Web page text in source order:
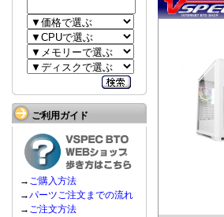
ご利用ガイド
→ ご購入方法
→パーツご注文までの流れ
→ ご注文方法